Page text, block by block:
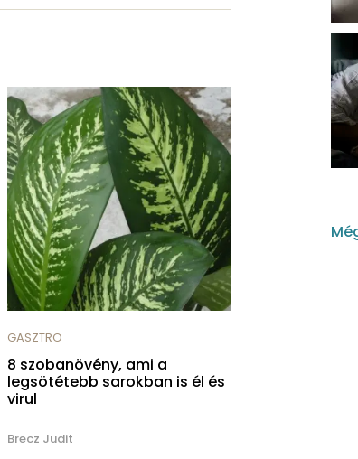
GASZTRO
8 szobanövény, ami a
legsötétebb sarokban is él és
virul
Brecz Judit